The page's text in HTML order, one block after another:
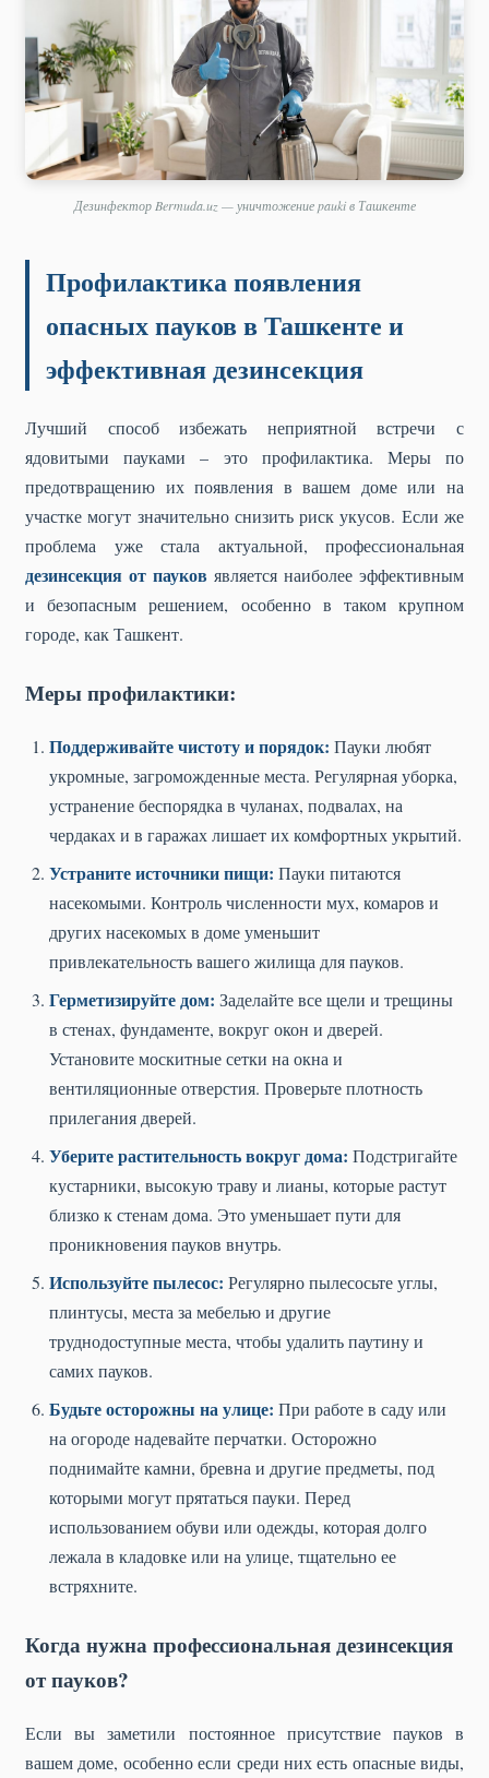
Дезинфектор Bermuda.uz — уничтожение pauki в Ташкенте
Профилактика появления
опасных пауков в Ташкенте и
эффективная дезинсекция
Лучший способ избежать неприятной встречи с
ядовитыми пауками – это профилактика. Меры по
предотвращению их появления в вашем доме или на
участке могут значительно снизить риск укусов. Если же
проблема уже стала актуальной, профессиональная
дезинсекция от пауков является наиболее эффективным
и безопасным решением, особенно в таком крупном
городе, как Ташкент.
Меры профилактики:
Поддерживайте чистоту и порядок: Пауки любят
укромные, загроможденные места. Регулярная уборка,
устранение беспорядка в чуланах, подвалах, на
чердаках и в гаражах лишает их комфортных укрытий.
Устраните источники пищи: Пауки питаются
насекомыми. Контроль численности мух, комаров и
других насекомых в доме уменьшит
привлекательность вашего жилища для пауков.
Герметизируйте дом: Заделайте все щели и трещины
в стенах, фундаменте, вокруг окон и дверей.
Установите москитные сетки на окна и
вентиляционные отверстия. Проверьте плотность
прилегания дверей.
Уберите растительность вокруг дома: Подстригайте
кустарники, высокую траву и лианы, которые растут
близко к стенам дома. Это уменьшает пути для
проникновения пауков внутрь.
Используйте пылесос: Регулярно пылесосьте углы,
плинтусы, места за мебелью и другие
труднодоступные места, чтобы удалить паутину и
самих пауков.
Будьте осторожны на улице: При работе в саду или
на огороде надевайте перчатки. Осторожно
поднимайте камни, бревна и другие предметы, под
которыми могут прятаться пауки. Перед
использованием обуви или одежды, которая долго
лежала в кладовке или на улице, тщательно ее
встряхните.
Когда нужна профессиональная дезинсекция
от пауков?
Если вы заметили постоянное присутствие пауков в
вашем доме, особенно если среди них есть опасные виды,